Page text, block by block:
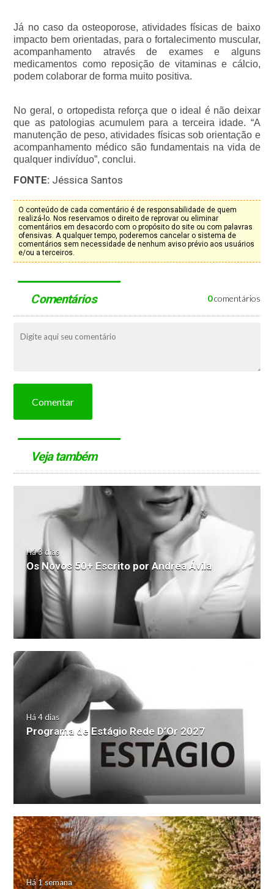
Já no caso da osteoporose, atividades físicas de baixo
impacto bem orientadas, para o fortalecimento muscular,
acompanhamento através de exames e alguns
medicamentos como reposição de vitaminas e cálcio,
podem colaborar de forma muito positiva.
No geral, o ortopedista reforça que o ideal é não deixar
que as patologias acumulem para a terceira idade. “A
manutenção de peso, atividades físicas sob orientação e
acompanhamento médico são fundamentais na vida de
qualquer indivíduo”, conclui.
FONTE: Jéssica Santos
O conteúdo de cada comentário é de responsabilidade de quem
realizá-lo. Nos reservamos o direito de reprovar ou eliminar
comentários em desacordo com o propósito do site ou com palavras
ofensivas. A qualquer tempo, poderemos cancelar o sistema de
comentários sem necessidade de nenhum aviso prévio aos usuários
e/ou a terceiros.
Comentários 0comentários
Comentar
Veja também
Há 3 dias
Os Novos 50+ Escrito por Andrea Ávila
Há 4 dias
Programa de Estágio Rede D’Or 2027
Há 1 semana